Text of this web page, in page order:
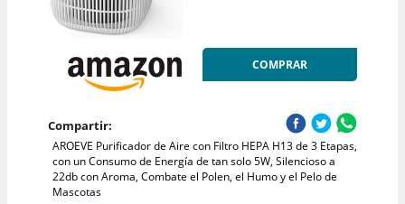
COMPRAR
Compartir:
AROEVE Purificador de Aire con Filtro HEPA H13 de 3 Etapas,
con un Consumo de Energía de tan solo 5W, Silencioso a
22db con Aroma, Combate el Polen, el Humo y el Pelo de
Mascotas